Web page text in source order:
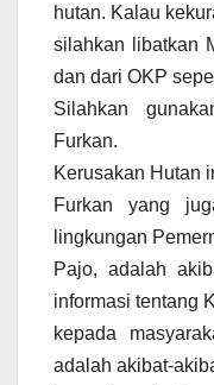
hutan. Kalau
silahkan libatkan
dan dari OKP
Silahkan
Furkan.
Kerusakan Hutan
Furkan yang
lingkungan
Pajo, adalah
informasi tentang
kepada
adalah akibat-